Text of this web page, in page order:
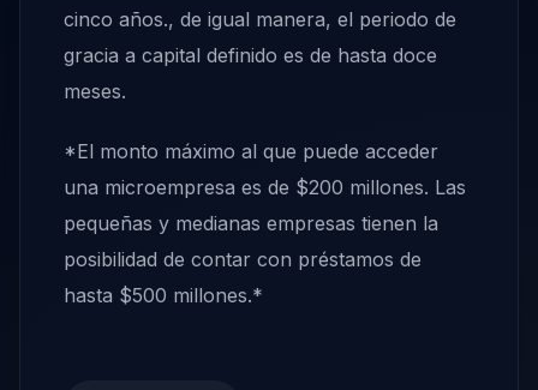
cinco años., de igual manera, el periodo de
gracia a capital definido es de hasta doce
meses.
*El monto máximo al que puede acceder
una microempresa es de $200 millones. Las
pequeñas y medianas empresas tienen la
posibilidad de contar con préstamos de
hasta $500 millones.*